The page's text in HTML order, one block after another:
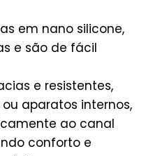
em nano silicone,
e são de fácil
e resistentes,
aparatos internos,
ao canal
conforto e